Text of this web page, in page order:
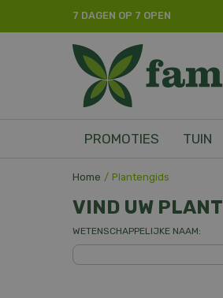
Home Plantengids
7 DAGEN OP 7 OPEN
PROMOTIES TUIN
VIND UW PLANT
WETENSCHAPPELIJKE NAAM: